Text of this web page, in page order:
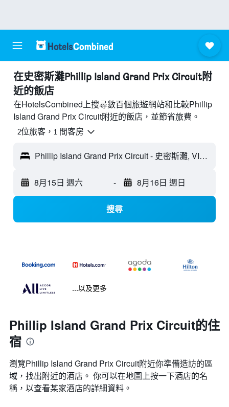
​在史密斯灘Phillip Island Grand Prix Circuit附
近​的飯店
在HotelsCombined上搜尋數百個旅遊網站和比較Phillip
Island Grand Prix Circuit附近的飯店，並節省旅費。
2位旅客，1 間客房
Phillip Island Grand Prix Circuit - 史密斯灘, VIC, 澳洲
8月15日 週六 - 8月16日 週日
搜尋
...以及更多
Phillip Island Grand Prix Circuit的住
宿
瀏覽Phillip Island Grand Prix Circuit​附近你準備造訪的區
域，找出附近的酒店。 你可以在地圖上按一下酒店的名
稱，以查看某家酒店的詳細資料。